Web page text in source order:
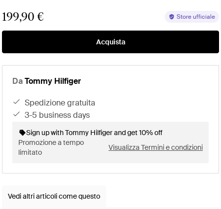
199,90 € Store ufficiale
Acquista
DaTommy Hilfiger
spedizione gratuita
3-5 business days
Sign up with Tommy Hilfiger and get 10% off
Promozione a tempo
limitato
Visualizza Termini e condizioni
Vedi altri articoli come questo